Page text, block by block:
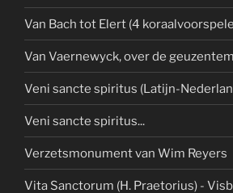
Van Bach tot Elert (4
Van Vaernewyck, over de
Veni sancte spiritus (Latijn-
Veni sancte spiritus...
Verzetsmonument van Wim Reyers
Vita Sanctorum (H. Praetorius) -